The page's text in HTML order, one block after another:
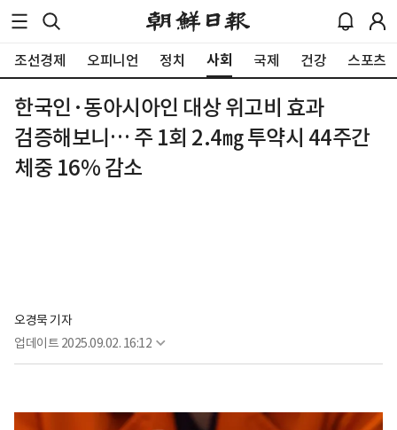
조선경제 오피니언 정치 사회 국제 건강 스포츠
한국인·동아시아인 대상 위고비 효과
검증해보니… 주 1회 2.4㎎ 투약시 44주간
체중 16% 감소
오경묵 기자
업데이트 2025.09.02. 16:12